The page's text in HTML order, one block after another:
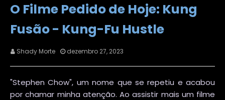
O Filme Pedido de Hoje: Kung
Fusão - Kung-Fu Hustle
Shady Morte dezembro 27, 2023
"Stephen Chow", um nome que se repetiu e acabou
por chamar minha atenção. Ao assistir mais um filme